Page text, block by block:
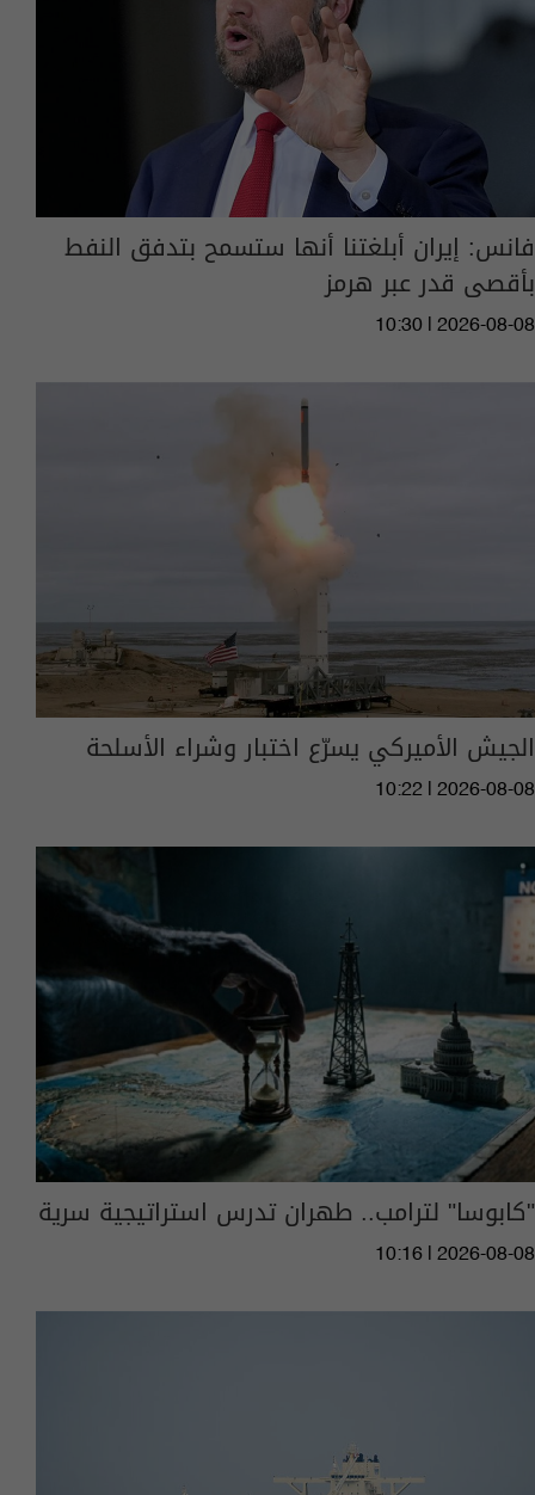
فانس: إيران أبلغتنا أنها ستسمح بتدفق النفط
بأقصى قدر عبر هرمز
10:30 | 2026-08-08
الجيش الأميركي يسرّع اختبار وشراء الأسلحة
10:22 | 2026-08-08
"كابوسا" لترامب.. طهران تدرس استراتيجية سرية
10:16 | 2026-08-08